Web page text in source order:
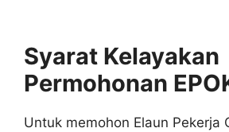
Syarat Kelayakan
Permohonan
Untuk memohon Elaun Pekerja